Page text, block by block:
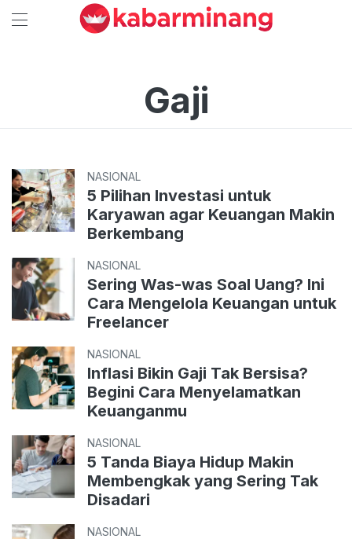
Gaji
NASIONAL
5 Pilihan Investasi untuk
Karyawan agar Keuangan Makin
Berkembang
NASIONAL
Sering Was-was Soal Uang? Ini
Cara Mengelola Keuangan untuk
Freelancer
NASIONAL
Inflasi Bikin Gaji Tak Bersisa?
Begini Cara Menyelamatkan
Keuanganmu
NASIONAL
5 Tanda Biaya Hidup Makin
Membengkak yang Sering Tak
Disadari
NASIONAL